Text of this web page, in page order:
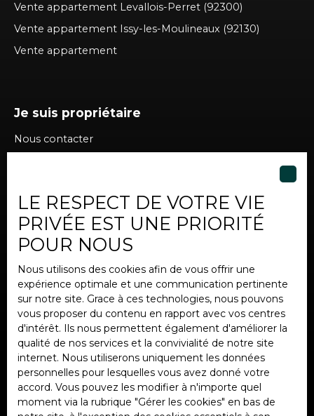
Vente appartement Levallois-Perret (92300)
Vente appartement Issy-les-Moulineaux (92130)
Vente appartement
Je suis propriétaire
Nous contacter
Informations
Nos honoraires
Mentions légales
Politique de confidentialité
Plan du site
Gérer les cookies
Propulsé par
LE RESPECT DE VOTRE VIE
PRIVÉE EST UNE PRIORITÉ
POUR NOUS
Nous utilisons des cookies afin de vous offrir une
expérience optimale et une communication pertinente
sur notre site. Grace à ces technologies, nous pouvons
vous proposer du contenu en rapport avec vos centres
d'intérêt. Ils nous permettent également d'améliorer la
qualité de nos services et la convivialité de notre site
internet. Nous utiliserons uniquement les données
personnelles pour lesquelles vous avez donné votre
accord. Vous pouvez les modifier à n'importe quel
moment via la rubrique ″Gérer les cookies″ en bas de